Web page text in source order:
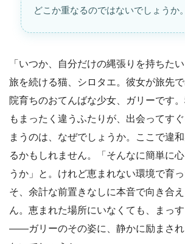
どこか重なるのではないでしょうか。
「いつか、自分だけの縄張りを持ちた
旅を続ける猫、シロタエ。彼女が旅先
院育ちのおてんばな少女、ガリーです
もまったく違うふたりが、出会ってす
まうのは、なぜでしょうか。ここで違
るかもしれません。「そんなに簡単に
うか」と。けれど恵まれない環境で育
そ、余計な前置きなしに本音で向き合
ん。恵まれた場所にいなくても、まっ
――ガリーのその姿に、静かに励まされ